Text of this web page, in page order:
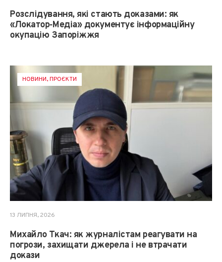
Розслідування, які стають доказами: як
«Локатор‑Медіа» документує інформаційну
окупацію Запоріжжя
НОВИНИ,ПРОЄКТИ
13 ЛИПНЯ, 2026
Михайло Ткач: як журналістам реагувати на
погрози, захищати джерела і не втрачати
докази